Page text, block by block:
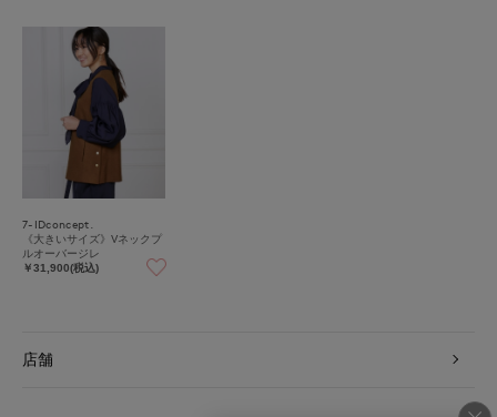
7-IDconcept.
《大きいサイズ》Vネックプ
ルオーバージレ
￥31,900(税込)
店舗